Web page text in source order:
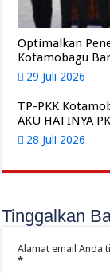
Optimalkan
Kotamobagu
29 Juli 2026
TP-PKK
AKU HATINYA
28 Juli 2026
Tinggalkan
Alamat email Anda
*